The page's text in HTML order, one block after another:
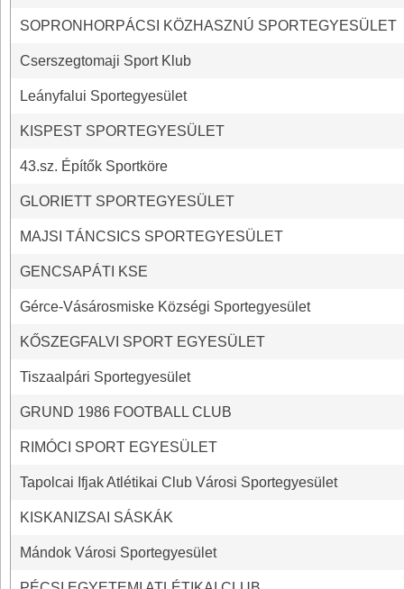
SOPRONHORPÁCSI KÖZHASZNÚ SPORTEGYESÜLET
Cserszegtomaji Sport Klub
Leányfalui Sportegyesület
KISPEST SPORTEGYESÜLET
43.sz. Építők Sportköre
GLORIETT SPORTEGYESÜLET
MAJSI TÁNCSICS SPORTEGYESÜLET
GENCSAPÁTI KSE
Gérce-Vásárosmiske Községi Sportegyesület
KŐSZEGFALVI SPORT EGYESÜLET
Tiszaalpári Sportegyesület
GRUND 1986 FOOTBALL CLUB
RIMÓCI SPORT EGYESÜLET
Tapolcai Ifjak Atlétikai Club Városi Sportegyesület
KISKANIZSAI SÁSKÁK
Mándok Városi Sportegyesület